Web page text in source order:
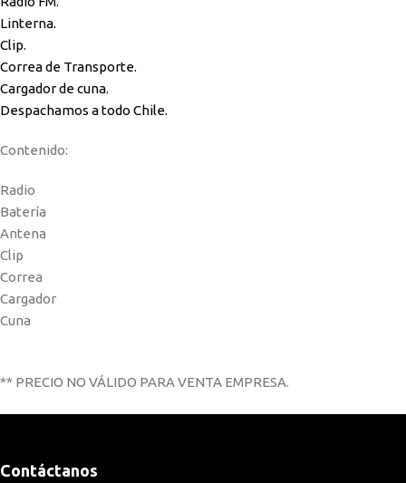
Linterna.
Clip.
Correa de Transporte.
Cargador de cuna.
Despachamos a todo Chile.
Contenido:
Radio
Batería
Antena
Clip
Correa
Cargador
Cuna
** PRECIO NO VÁLIDO PARA VENTA EMPRESA.
Contáctanos